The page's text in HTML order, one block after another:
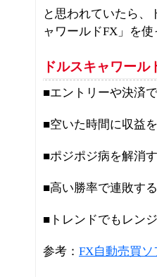
と思われていたら、
ャワールドFX」を使
ドルスキャワール
■エントリーや決済
■空いた時間に収益
■ポジポジ病を解消
■高い勝率で連敗す
■トレンドでもレン
参考： FX自動売買